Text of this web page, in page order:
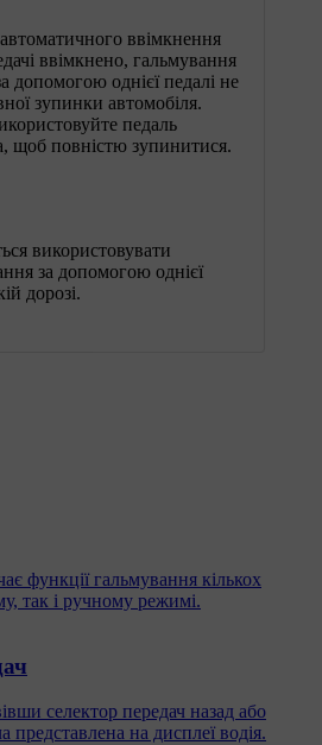
ввімкнення
ввімкнено, гальмування
допомогою однієї педалі не
зупинки автомобіля.
педаль
щоб повністю зупинитися.
використовувати
за допомогою однієї
дорозі.
функції гальмування кількох
так і ручному режимі.
селектор передач назад або
представлена на дисплеї водія.